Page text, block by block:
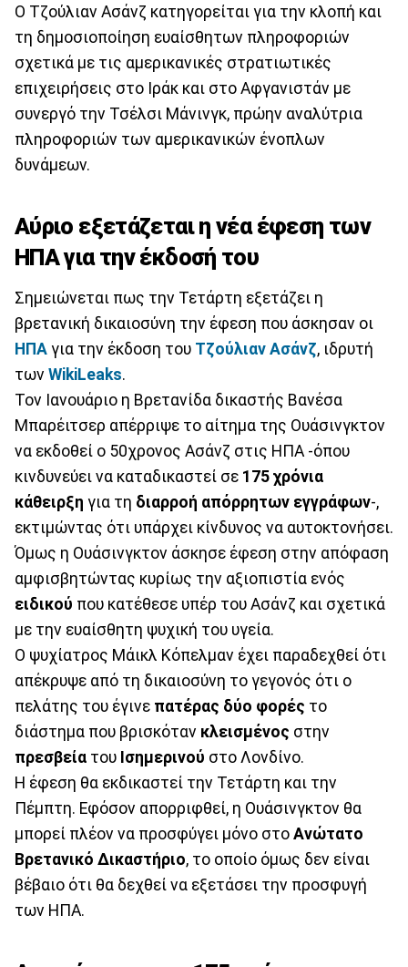
Ο Τζούλιαν Ασάνζ κατηγορείται για την κλοπή και
τη δημοσιοποίηση ευαίσθητων πληροφοριών
σχετικά με τις αμερικανικές στρατιωτικές
επιχειρήσεις στο Ιράκ και στο Αφγανιστάν με
συνεργό την Τσέλσι Μάνινγκ, πρώην αναλύτρια
πληροφοριών των αμερικανικών ένοπλων
δυνάμεων.
Αύριο εξετάζεται η νέα έφεση των
ΗΠΑ για την έκδοσή του
Σημειώνεται πως την Τετάρτη εξετάζει η
βρετανική δικαιοσύνη την έφεση που άσκησαν οι
ΗΠΑ για την έκδοση του Τζούλιαν Ασάνζ, ιδρυτή
των WikiLeaks.
Τον Ιανουάριο η Βρετανίδα δικαστής Βανέσα
Μπαρέιτσερ απέρριψε το αίτημα της Ουάσινγκτον
να εκδοθεί ο 50χρονος Ασάνζ στις ΗΠΑ -όπου
κινδυνεύει να καταδικαστεί σε 175 χρόνια
κάθειρξη για τη διαρροή απόρρητων εγγράφων-,
εκτιμώντας ότι υπάρχει κίνδυνος να αυτοκτονήσει.
Όμως η Ουάσινγκτον άσκησε έφεση στην απόφαση
αμφισβητώντας κυρίως την αξιοπιστία ενός
ειδικού που κατέθεσε υπέρ του Ασάνζ και σχετικά
με την ευαίσθητη ψυχική του υγεία.
Ο ψυχίατρος Μάικλ Κόπελμαν έχει παραδεχθεί ότι
απέκρυψε από τη δικαιοσύνη το γεγονός ότι ο
πελάτης του έγινε πατέρας δύο φορές το
διάστημα που βρισκόταν κλεισμένος στην
πρεσβεία του Ισημερινού στο Λονδίνο.
Η έφεση θα εκδικαστεί την Τετάρτη και την
Πέμπτη. Εφόσον απορριφθεί, η Ουάσινγκτον θα
μπορεί πλέον να προσφύγει μόνο στο Ανώτατο
Βρετανικό Δικαστήριο, το οποίο όμως δεν είναι
βέβαιο ότι θα δεχθεί να εξετάσει την προσφυγή
των ΗΠΑ.